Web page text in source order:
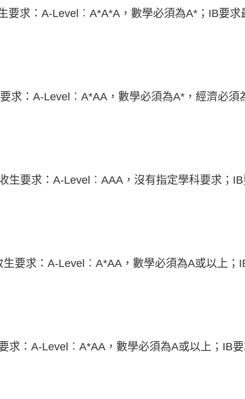
要求：A-Level︰A*A*A，數學必須為A*；IB要求
求：A-Level︰A*AA，數學必須為A*，經濟必須
生要求：A-Level︰AAA，沒有指定學科要求；
要求：A-Level︰A*AA，數學必須為A或以上；
求：A-Level︰A*AA，數學必須為A或以上；IB